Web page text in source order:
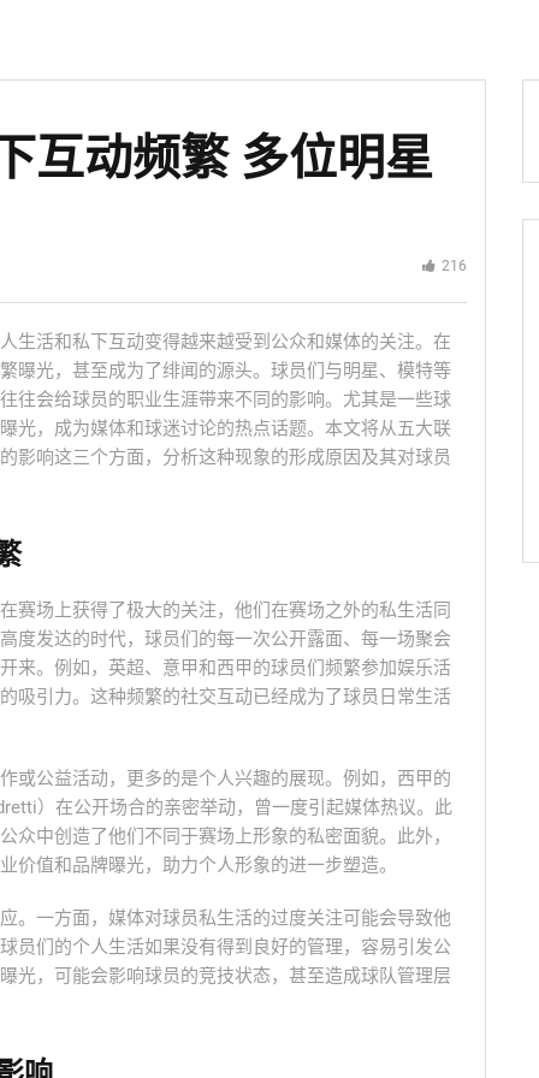
互动频繁 多位明星
216
生活和私下互动变得越来越受到公众和媒体的关注。在
曝光，甚至成为了绯闻的源头。球员们与明星、模特等
往会给球员的职业生涯带来不同的影响。尤其是一些球
光，成为媒体和球迷讨论的热点话题。本文将从五大联
影响这三个方面，分析这种现象的形成原因及其对球员
赛场上获得了极大的关注，他们在赛场之外的私生活同
度发达的时代，球员们的每一次公开露面、每一场聚会
来。例如，英超、意甲和西甲的球员们频繁参加娱乐活
吸引力。这种频繁的社交互动已经成为了球员日常生活
或公益活动，更多的是个人兴趣的展现。例如，西甲的
）在公开场合的亲密举动，曾一度引起媒体热议。此
中创造了他们不同于赛场上形象的私密面貌。此外，
值和品牌曝光，助力个人形象的进一步塑造。
。一方面，媒体对球员私生活的过度关注可能会导致他
员们的个人生活如果没有得到良好的管理，容易引发公
光，可能会影响球员的竞技状态，甚至造成球队管理层